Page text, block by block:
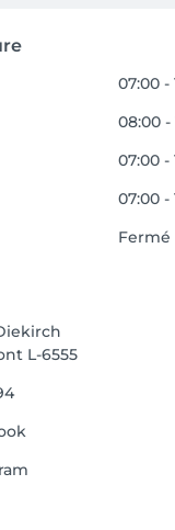
07:00 -
08:00 -
07:00 -
07:00 -
Fermé
L-6555